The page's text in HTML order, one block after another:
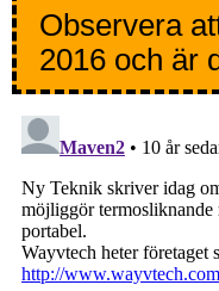
Observera
2016 och är